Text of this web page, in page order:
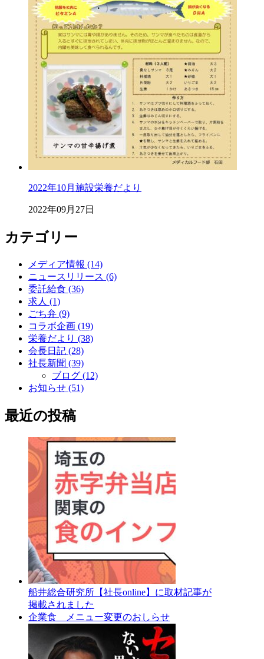
2022年10月施設栄養だより
2022年09月27日
カテゴリー
メディア情報 (14)
ニュースリリース (6)
委託給食 (36)
求人 (1)
ごち弁 (9)
コラボ企画 (19)
栄養だより (38)
会長日記 (28)
社長新聞 (39)
ブログ (12)
お知らせ (51)
最近の投稿
船井総合研究所【社長online】に取材記事が
掲載されました
企業食 メニュー変更のおしらせ